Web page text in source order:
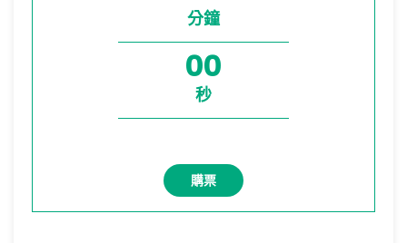
分鐘
00
秒
購票